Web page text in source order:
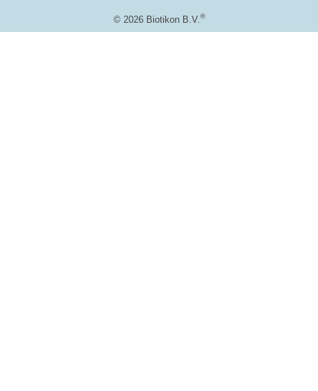
© 2026 Biotikon B.V.®